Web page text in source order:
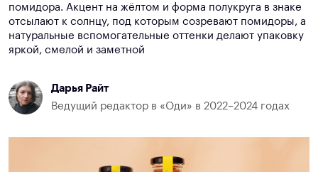
помидора. Акцент на жёлтом и форма полукруга в знаке
отсылают к солнцу, под которым созревают помидоры, а
натуральные вспомогательные оттенки делают упаковку
яркой, смелой и заметной
Дарья Райт
Ведущий редактор в «Оди» в 2022–2024 годах